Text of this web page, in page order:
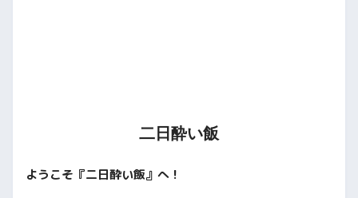
二日酔い飯
ようこそ『二日酔い飯』へ！